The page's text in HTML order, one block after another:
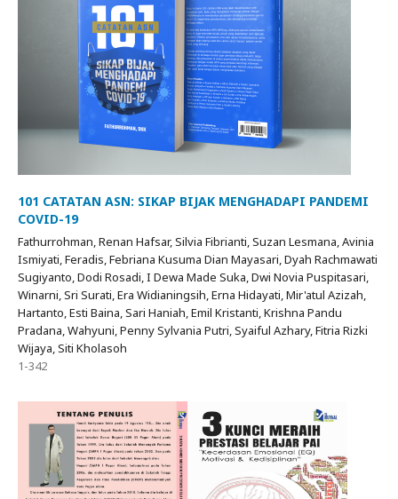
101 CATATAN ASN: SIKAP BIJAK MENGHADAPI PANDEMI
COVID-19
Fathurrohman, Renan Hafsar, Silvia Fibrianti, Suzan Lesmana, Avinia
Ismiyati, Feradis, Febriana Kusuma Dian Mayasari, Dyah Rachmawati
Sugiyanto, Dodi Rosadi, I Dewa Made Suka, Dwi Novia Puspitasari,
Winarni, Sri Surati, Era Widianingsih, Erna Hidayati, Mir'atul Azizah,
Hartanto, Esti Baina, Sari Haniah, Emil Kristanti, Krishna Pandu
Pradana, Wahyuni, Penny Sylvania Putri, Syaiful Azhary, Fitria Rizki
Wijaya, Siti Kholasoh
1-342